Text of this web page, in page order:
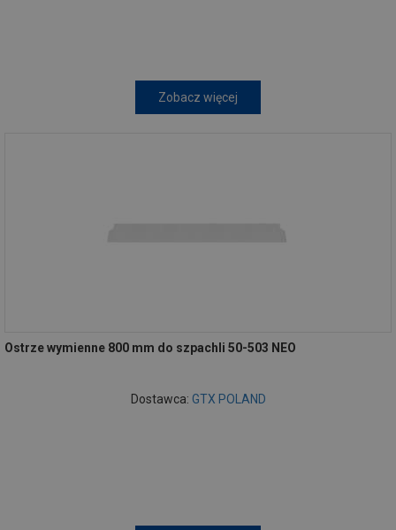
Zobacz więcej
Ostrze wymienne 800 mm do szpachli 50-503 NEO
Dostawca: GTX POLAND